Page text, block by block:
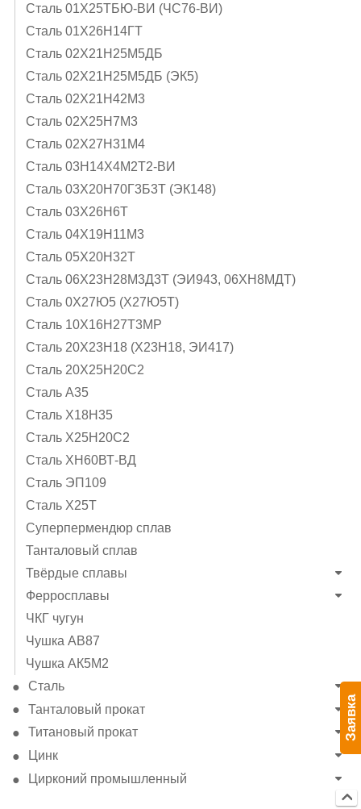
Сталь 01Х25ТБЮ-ВИ (ЧС76-ВИ)
Сталь 01Х26Н14ГТ
Сталь 02Х21Н25М5ДБ
Сталь 02Х21Н25М5ДБ (ЭК5)
Сталь 02Х21Н42М3
Сталь 02Х25Н7М3
Сталь 02Х27Н31М4
Сталь 03Н14Х4М2Т2-ВИ
Сталь 03Х20Н70Г3Б3Т (ЭК148)
Сталь 03Х26Н6Т
Сталь 04Х19Н11М3
Сталь 05Х20Н32Т
Сталь 06Х23Н28М3Д3Т (ЭИ943, 06ХН8МДТ)
Сталь 0Х27Ю5 (Х27Ю5Т)
Сталь 10Х16Н27Т3МР
Сталь 20Х23Н18 (Х23Н18, ЭИ417)
Сталь 20Х25Н20С2
Сталь А35
Сталь Х18Н35
Сталь Х25Н20С2
Сталь ХН60ВТ-ВД
Сталь ЭП109
Сталь Х25Т
Суперпермендюр сплав
Танталовый сплав
Твёрдые сплавы
Ферросплавы
ЧКГ чугун
Чушка АВ87
Чушка АК5М2
Сталь
Танталовый прокат
Титановый прокат
Цинк
Цирконий промышленный
Заявка